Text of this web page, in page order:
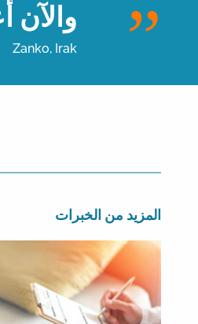
Zanko, Irak
المزيد من الخبرات